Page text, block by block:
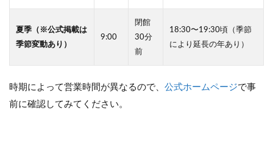
お
み
や
6
み
夏季（※公式掲載は
季節変動あり）
9:00
閉館
30分
前
18:30〜19:30頃（季節
により延長の年あり）
時期によって営業時間が異なるので、 公式ホームページで事
前に確認してみてください。